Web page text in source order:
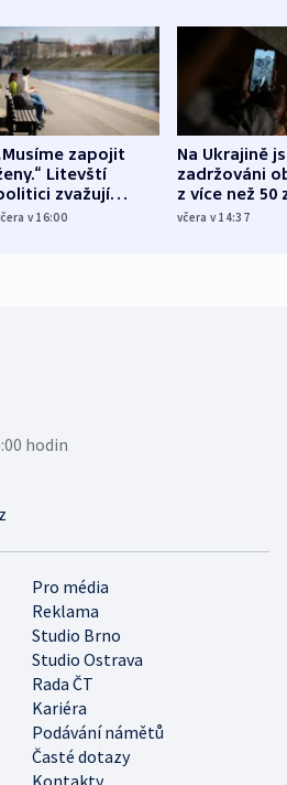
zapojit
Litevští
zvažují
o
v 16:00
Na Ukrajině
zadržováni
z více než 50
Bojovali na
včera v 14:37
Pro média
Reklama
Studio Brno
Studio Ostrava
Rada ČT
Kariéra
Podávání námětů
Časté dotazy
hodin